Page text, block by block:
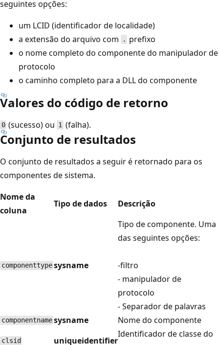
seguintes opções:
um LCID (identificador de localidade)
a extensão do arquivo com
.
prefixo
o nome completo do componente do manipulador de
protocolo
o caminho completo para a DLL do componente
Valores do código de retorno
0 (sucesso) ou 1(falha).
Conjunto de resultados
O conjunto de resultados a seguir é retornado para os
componentes de sistema.
Nome da
coluna
Tipo de dados Descrição
componenttype sysname
Tipo de componente. Uma
das seguintes opções:
-filtro
- manipulador de
protocolo
- Separador de palavras
componentname sysname Nome do componente
clsid uniqueidentifier
Identificador de classe do